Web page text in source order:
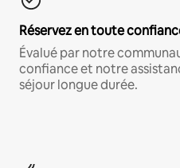
Réservez en toute
Évalué par notre
confiance et notre
séjour longue durée.